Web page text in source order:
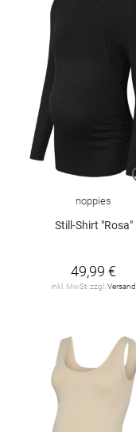
noppies
Still-Shirt "Rosa"
49,99 €
inkl. MwSt. zzgl. Versand